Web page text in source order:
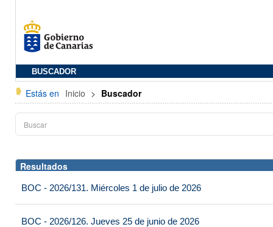
BUSCADOR
Estás en Inicio > Buscador
Resultados
BOC - 2026/131. Miércoles 1 de julio de 2026
BOC - 2026/126. Jueves 25 de junio de 2026